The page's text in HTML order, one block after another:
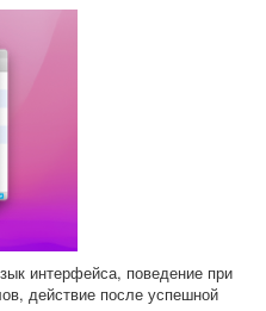
интерфейса, поведение при
действие после успешной